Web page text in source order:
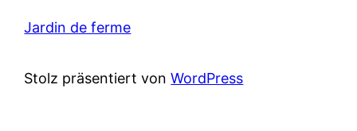
Jardin de ferme
Stolz präsentiert vonWordPress